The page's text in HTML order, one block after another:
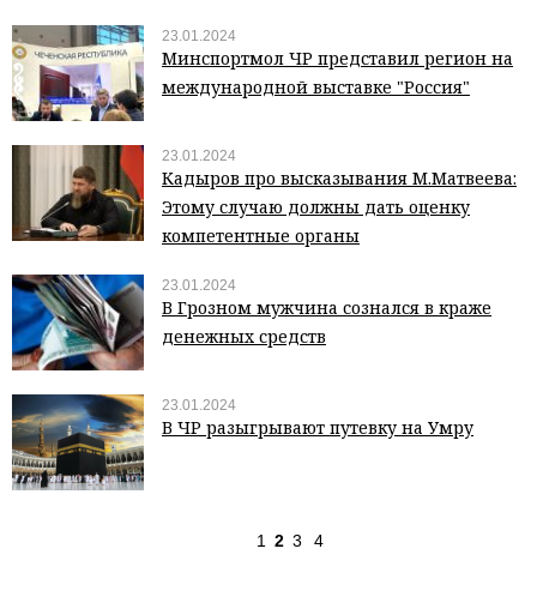
23.01.2024
Минспортмол ЧР представил регион на
международной выставке "Россия"
23.01.2024
Кадыров про высказывания М.Матвеева:
Этому случаю должны дать оценку
компетентные органы
23.01.2024
В Грозном мужчина сознался в краже
денежных средств
23.01.2024
В ЧР разыгрывают путевку на Умру
1 2 3 4